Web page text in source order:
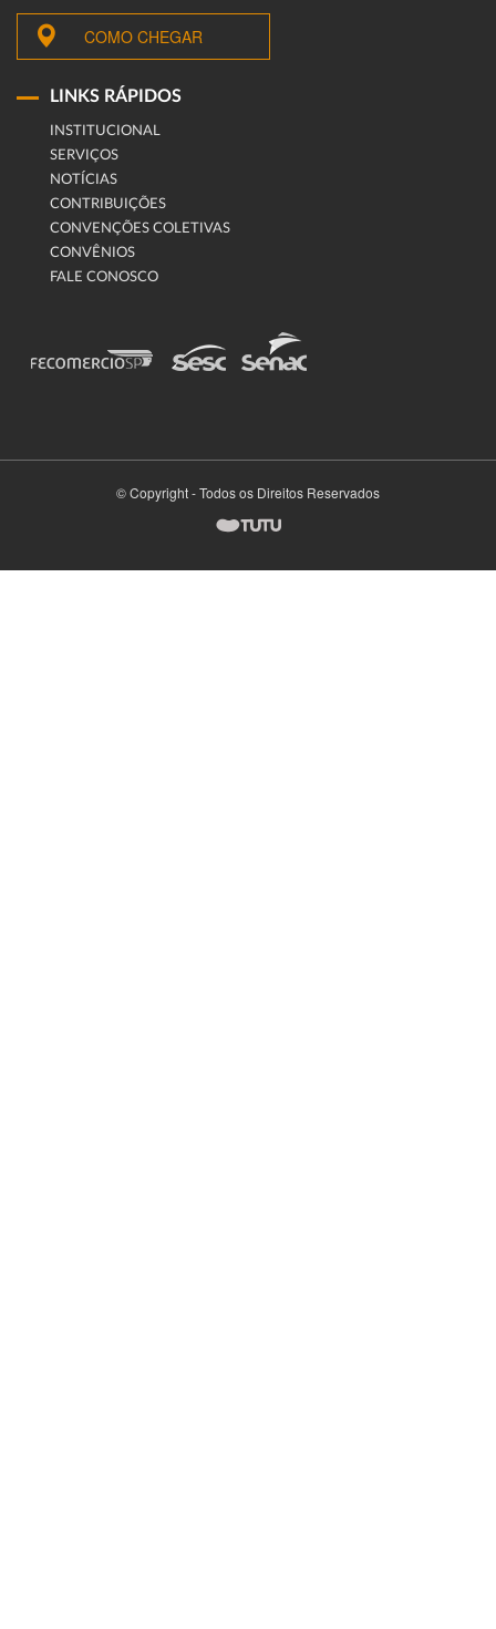
COMO CHEGAR
LINKS RÁPIDOS
INSTITUCIONAL
SERVIÇOS
NOTÍCIAS
CONTRIBUIÇÕES
CONVENÇÕES COLETIVAS
CONVÊNIOS
FALE CONOSCO
© Copyright - Todos os Direitos Reservados